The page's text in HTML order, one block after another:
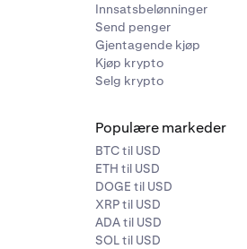
Innsatsbelønninger
Send penger
Gjentagende kjøp
Kjøp krypto
Selg krypto
Populære markeder
BTC til USD
ETH til USD
DOGE til USD
XRP til USD
ADA til USD
SOL til USD